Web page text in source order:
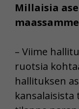
Millaisia
– Viime
ruotsia
hallituksen
kansalaisista